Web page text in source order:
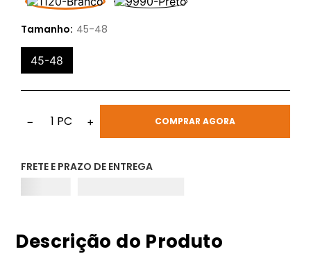
Tamanho: 45-48
45-48
− 1 PC + COMPRAR AGORA
FRETE E PRAZO DE ENTREGA
Descrição do Produto